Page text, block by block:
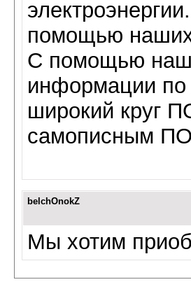
помощью
С помощью
информации по
широкий круг
самописным
belchOnokZ
Мы хотим